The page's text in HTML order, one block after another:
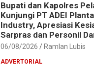
Bupati dan Kapolres
Kunjungi PT ADEI
Industry, Apresiasi
Sarpras dan Personil
06/08/2026 Ramlan Lubis
ADVERTORIAL